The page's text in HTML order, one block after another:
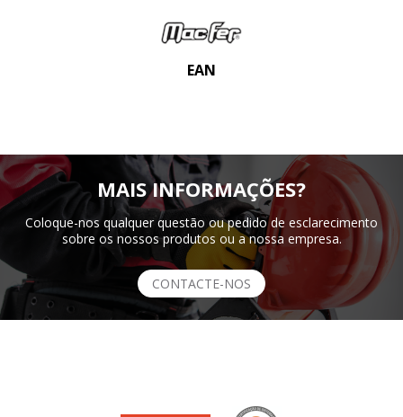
EAN
MAIS INFORMAÇÕES?
Coloque-nos qualquer questão ou pedido de esclarecimento
sobre os nossos produtos ou a nossa empresa.
CONTACTE-NOS